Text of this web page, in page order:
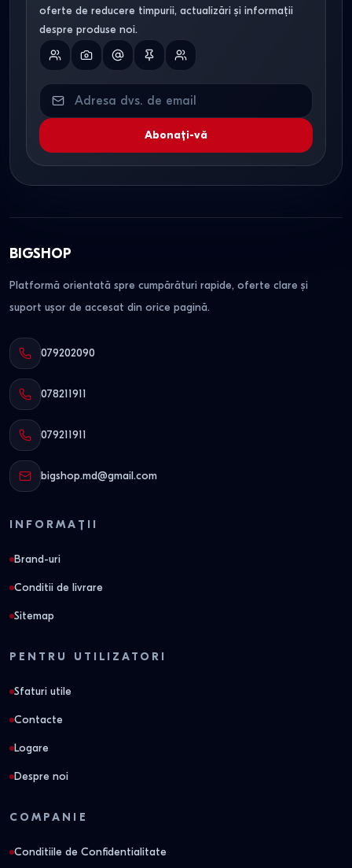
oferte de reducere timpurii, actualizări și informații
despre produse noi.
Abonați-vă
BIGSHOP
Platformă orientată spre cumpărături rapide, oferte clare și
suport ușor de accesat din orice pagină.
079202090
078211911
079211911
bigshop.md@gmail.com
INFORMAȚII
Brand-uri
Conditii de livrare
Sitemap
PENTRU UTILIZATORI
Sfaturi utile
Contacte
Logare
Despre noi
COMPANIE
Conditiile de Confidentialitate